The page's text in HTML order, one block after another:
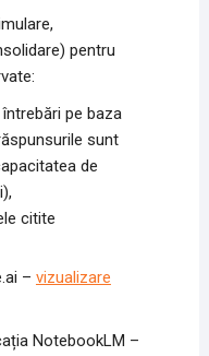
pentru
pe baza
sunt
de
citite
– vizualizare
NotebookLM –